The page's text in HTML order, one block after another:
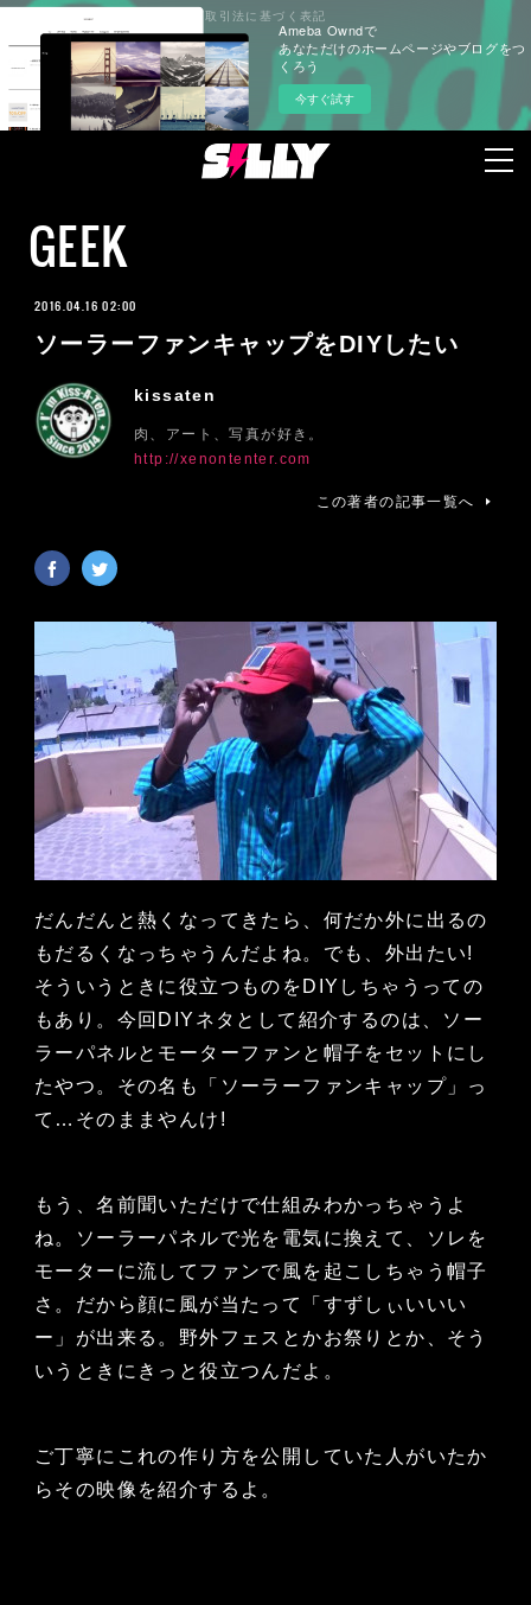
Ameba Owndで
あなただけのホームページやブログをつ
くろう
今すぐ試す
GEEK
2016.04.16 02:00
ソーラーファンキャップをDIYしたい
kissaten
肉、アート、写真が好き。
http://xenontenter.com
この著者の記事一覧へ
だんだんと熱くなってきたら、何だか外に出るの
もだるくなっちゃうんだよね。でも、外出たい!
そういうときに役立つものをDIYしちゃうっての
もあり。今回DIYネタとして紹介するのは、ソー
ラーパネルとモーターファンと帽子をセットにし
たやつ。その名も「ソーラーファンキャップ」っ
て…そのままやんけ!
もう、名前聞いただけで仕組みわかっちゃうよ
ね。ソーラーパネルで光を電気に換えて、ソレを
モーターに流してファンで風を起こしちゃう帽子
さ。だから顔に風が当たって「すずしぃいいい
ー」が出来る。野外フェスとかお祭りとか、そう
いうときにきっと役立つんだよ。
ご丁寧にこれの作り方を公開していた人がいたか
らその映像を紹介するよ。
プライバシーポリシー 特定商取引法に基づく表記